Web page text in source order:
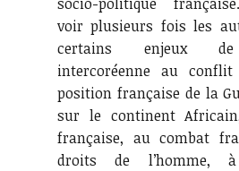
voir plusieurs fois les
certains enjeux de
intercoréenne au
position française de la
sur le continent
française, au combat
droits de l’homme,